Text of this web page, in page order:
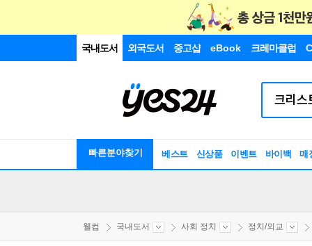
국내도서 외국도서 중고샵 eBook 크레마클럽
빠른분야찾기 베스트 신상품 이벤트 바이백 매
웰컴 국내도서 사회 정치 정치/외교